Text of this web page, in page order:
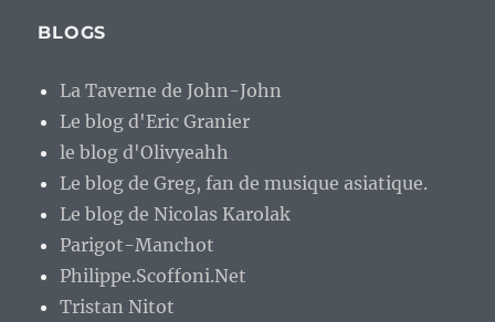
BLOGS
La Taverne de John-John
Le blog d'Eric Granier
le blog d'Olivyeahh
Le blog de Greg, fan de musique asiatique.
Le blog de Nicolas Karolak
Parigot-Manchot
Philippe.Scoffoni.Net
Tristan Nitot